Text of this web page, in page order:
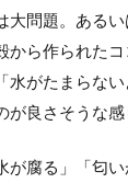
大問題。ある
から作られたコ
がたまらない
が良さそうな感
腐る」「匂い